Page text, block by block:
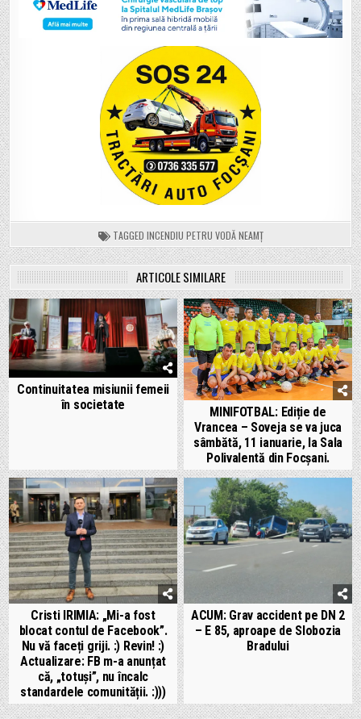
TAGGED INCENDIU PETRU VODĂ NEAMȚ
ARTICOLE SIMILARE
Continuitatea misiunii femeii
în societate
MINIFOTBAL: Ediție de
Vrancea – Soveja se va juca
sâmbătă, 11 ianuarie, la Sala
Polivalentă din Focșani.
Cristi IRIMIA: „Mi-a fost
blocat contul de Facebook”.
Nu vă faceți griji. :) Revin! :)
Actualizare: FB m-a anunțat
că, „totuși”, nu încalc
standardele comunității. :)))
ACUM: Grav accident pe DN 2
– E 85, aproape de Slobozia
Bradului